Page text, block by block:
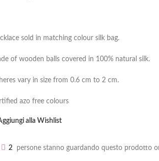
sold in matching colour silk bag.
of wooden balls covered in 100% natural silk.
vary in size from 0.6 cm to 2 cm.
azo free colours
alla Wishlist
2 persone stanno guardando questo prodotto